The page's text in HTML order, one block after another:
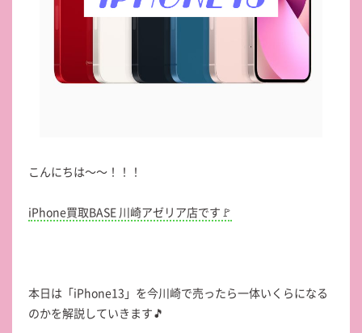
こんにちは～～！！！
iPhone買取BASE 川崎アゼリア店です🚩
本日は「iPhone13」を今川崎で売ったら一体いくらになる
のかを解説していきます🎵